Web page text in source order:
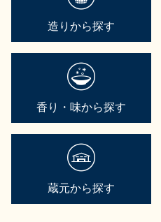
造りから探す
香り・味から探す
蔵元から探す